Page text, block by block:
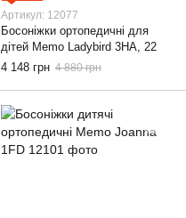
Артикул: 12077
Босоніжки ортопедичні для
дітей Memo Ladybird 3HA, 22
4 148 грн 4 880 грн